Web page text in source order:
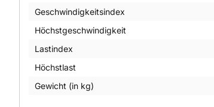
Geschwindigkeitsindex
Höchstgeschwindigkeit
Lastindex
Höchstlast
Gewicht (in kg)